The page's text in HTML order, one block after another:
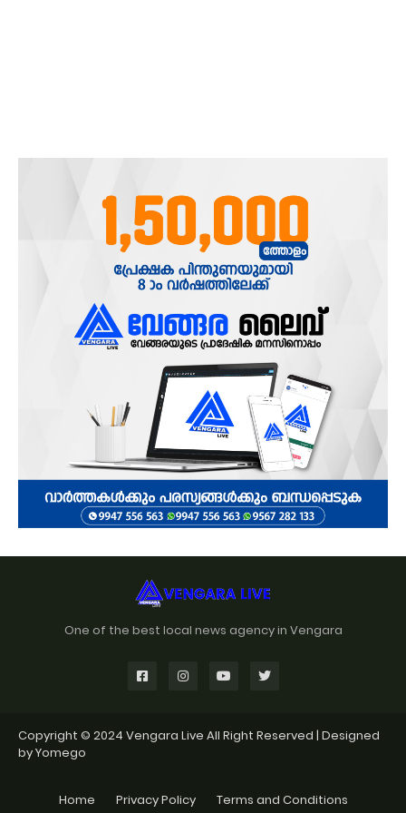
One of the best local news agency in Vengara
Copyright © 2024 Vengara Live All Right Reserved | Designed
byYomego
Home Privacy Policy Terms and Conditions